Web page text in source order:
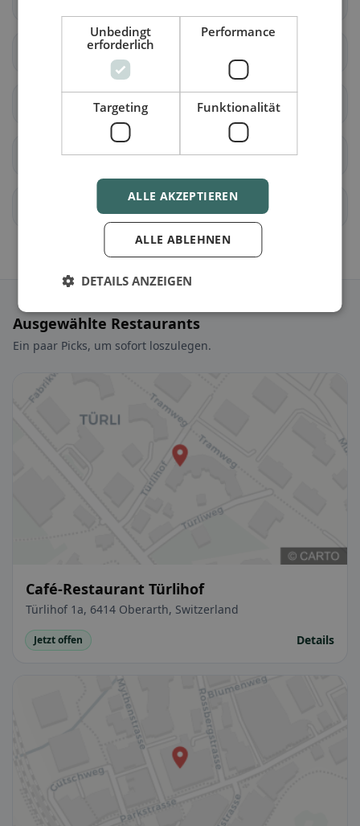
Walchwil
allenwinden
Ausgewählte Restaurants
Ein paar Picks, um sofort loszulegen.
Café-Restaurant Türlihof
Türlihof 1a, 6414 Oberarth, Switzerland
Jetzt offen Details
Unbedingt
erforderlich
Performance
Targeting Funktionalität
ALLE AKZEPTIEREN
ALLE ABLEHNEN
DETAILS ANZEIGEN